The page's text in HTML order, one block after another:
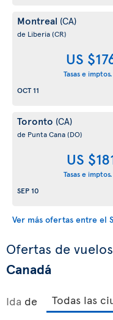
Montreal (CA)
de Liberia(CR)
US
Tasas e
OCT 11
Toronto (CA)
de Punta Cana(DO)
US
Tasas e
SEP 10
Ver más ofertas entre el
Ofertas de
Canadá
Ida de